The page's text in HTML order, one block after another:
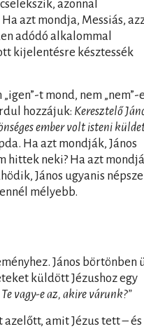
azonnal
azt mondja, Messiás,
adódó alkalommal
kijelentésre késztessék
t mond, nem „nem”-
hozzájuk: Keresztelő
ember volt isteni
Ha azt mondják, János
hittek neki? Ha azt
János ugyanis
mélyebb.
János börtönben
küldött Jézushoz egy
Te vagy-e az, akire várunk?”
amit Jézus tett – és